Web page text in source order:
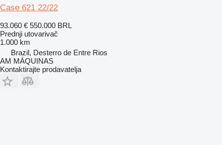
Case 621 22/22
93.060 € 550.000 BRL
Prednji utovarivač
1.000 km
Brazil, Desterro de Entre Rios
AM MÁQUINAS
Kontaktirajte prodavatelja